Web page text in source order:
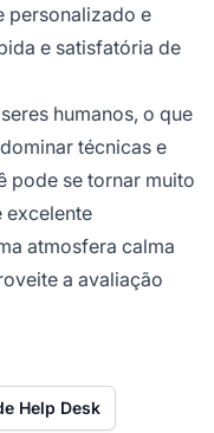
personalizado e
e satisfatória de
humanos, o que
técnicas e
pode se tornar muito
excelente
atmosfera calma
a avaliação
Help Desk